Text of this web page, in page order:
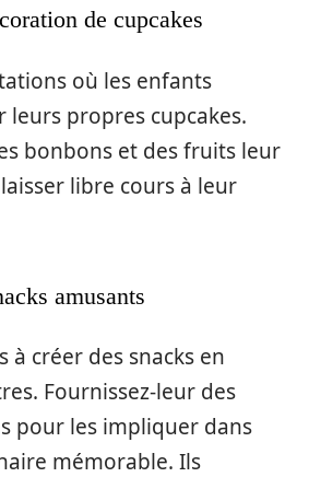
de cupcakes
où les enfants
leurs propres cupcakes.
bonbons et des fruits leur
libre cours à leur
amusants
à créer des snacks en
Fournissez-leur des
pour les impliquer dans
mémorable. Ils